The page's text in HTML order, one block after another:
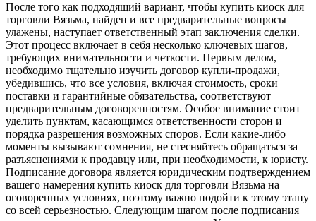
После того как подходящий вариант, чтобы купить киоск для
торговли Вязьма, найден и все предварительные вопросы
улажены, наступает ответственный этап заключения сделки.
Этот процесс включает в себя несколько ключевых шагов,
требующих внимательности и четкости. Первым делом,
необходимо тщательно изучить договор купли-продажи,
убедившись, что все условия, включая стоимость, сроки
поставки и гарантийные обязательства, соответствуют
предварительным договоренностям. Особое внимание стоит
уделить пунктам, касающимся ответственности сторон и
порядка разрешения возможных споров. Если какие-либо
моменты вызывают сомнения, не стесняйтесь обращаться за
разъяснениями к продавцу или, при необходимости, к юристу.
Подписание договора является юридическим подтверждением
вашего намерения купить киоск для торговли Вязьма на
оговоренных условиях, поэтому важно подойти к этому этапу
со всей серьезностью. Следующим шагом после подписания